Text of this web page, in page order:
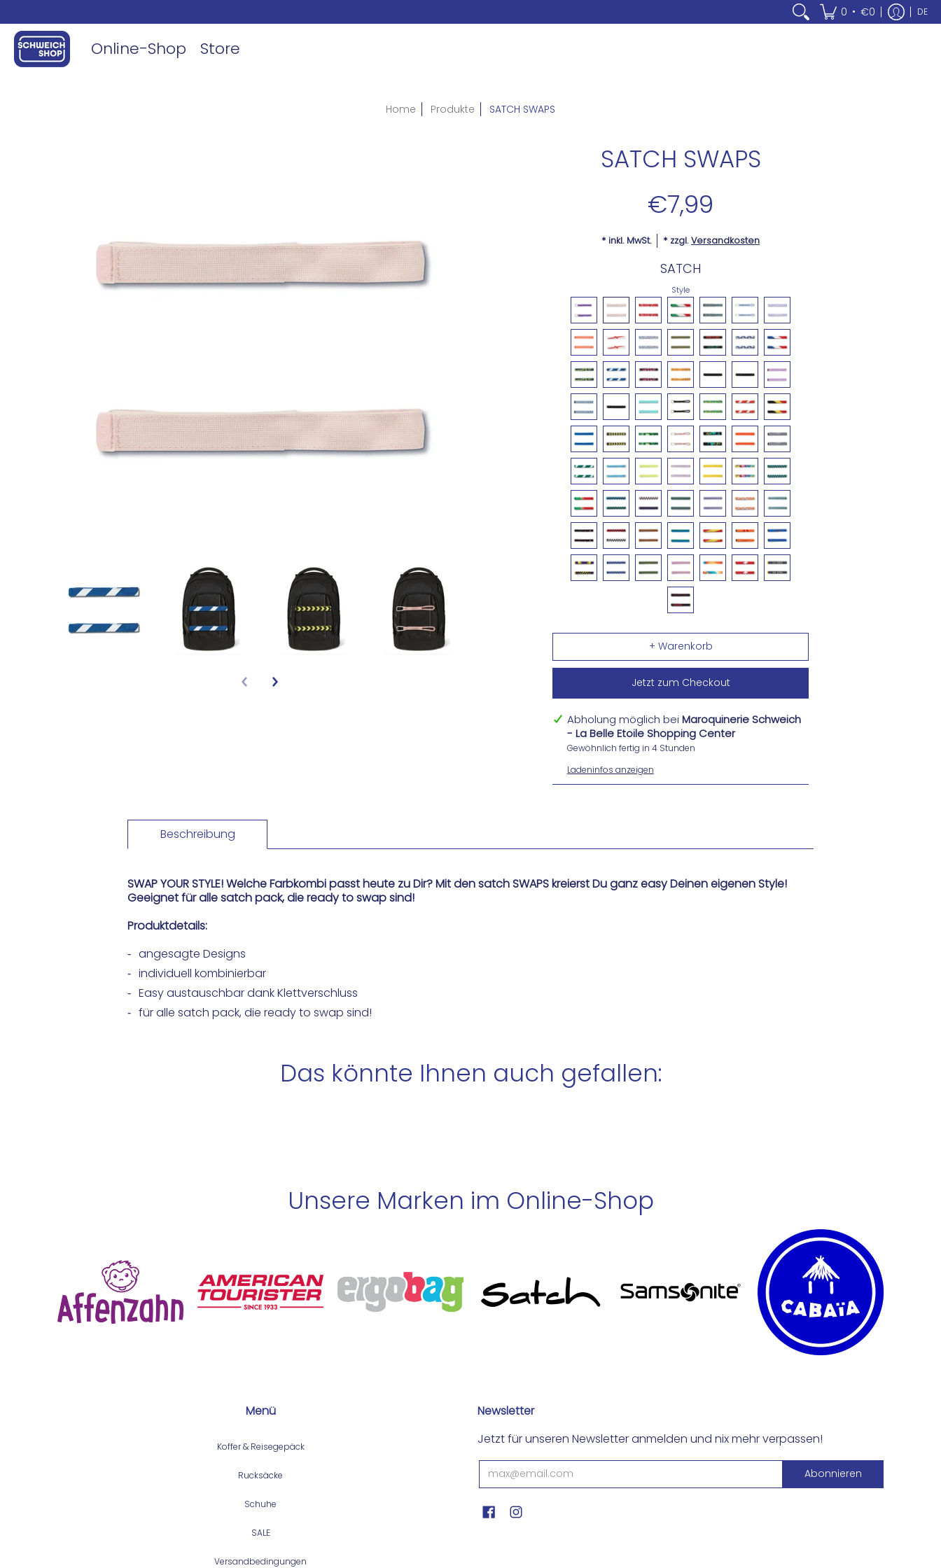
0 • €0 DE
Online-Shop Store
Home Produkte SATCH SWAPS
SATCH SWAPS
€7,99
* inkl. MwSt. * zzgl.Versandkosten
SATCH
Style
Jetzt zum Checkout
Abholung möglich bei Maroquinerie Schweich
- La Belle Etoile Shopping Center
Gewöhnlich fertig in 4 Stunden
Ladeninfos anzeigen
Beschreibung
SWAP YOUR STYLE! Welche Farbkombi passt heute zu Dir? Mit den satch SWAPS kreierst Du ganz easy Deinen eigenen Style!
Geeignet für alle satch pack, die ready to swap sind!
Produktdetails:
angesagte Designs
individuell kombinierbar
Easy austauschbar dank Klettverschluss
für alle satch pack, die ready to swap sind!
Das könnte Ihnen auch gefallen:
Unsere Marken im Online-Shop
Menü
Koffer & Reisegepäck
Rucksäcke
Schuhe
SALE
Versandbedingungen
Newsletter
Jetzt für unseren Newsletter anmelden und nix mehr verpassen!